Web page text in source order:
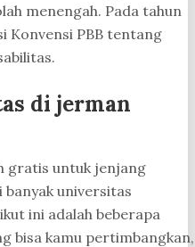
menengah. Pada tahun
Konvensi PBB tentang
di jerman
gratis untuk jenjang
banyak universitas
ini adalah beberapa
bisa kamu pertimbangkan,